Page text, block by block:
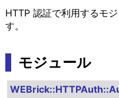
HTTP 認証で利用するモ
す。
モジュール